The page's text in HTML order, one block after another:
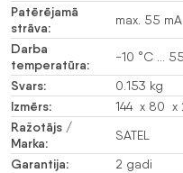
Patērējamā
strāva:
max. 55 mA
Darba
temperatūra:
-10 °C …
Svars: 0.153 kg
Izmērs: 144 x 80 x
Ražotājs /
Marka:
SATEL
Garantija: 2 gadi